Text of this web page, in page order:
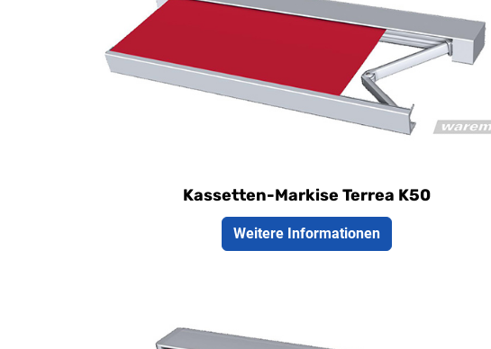
Bestellbreite maximal 5000 mm
Ausfall maximal 3000 mm
kleine eckige Kassetten-Markise perfekt
geeignet für Flach- und Pultdächer
filigranes Design mit großer Auswahl an Zubehör
Kassetten-Markise Terrea K50
Weitere Informationen